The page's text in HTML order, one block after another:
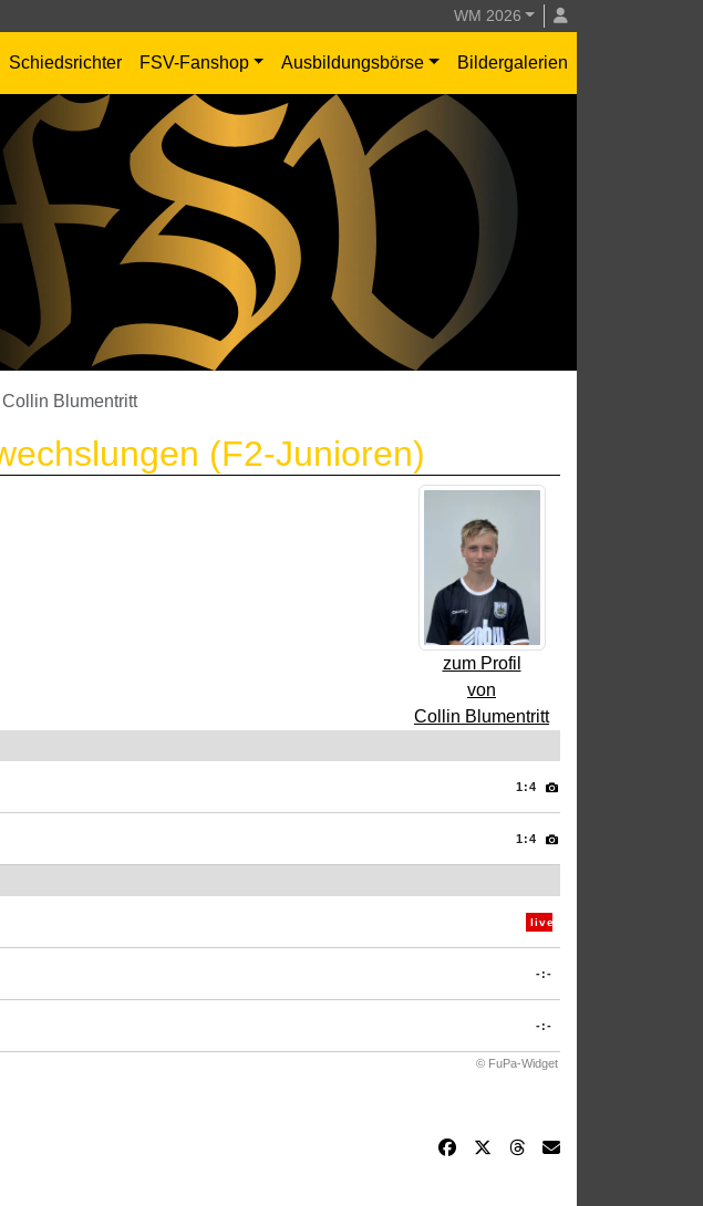
WM 2026
Schiedsrichter FSV-Fanshop Ausbildungsbörse Bildergalerien
Collin Blumentritt
(F2-Junioren)
zum Profil
von
Collin Blumentritt
1:4
1:4
live
-:-
-:-
© FuPa-Widget